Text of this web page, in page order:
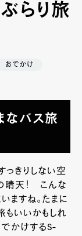
らり旅
おでかけ
なバス旅
っきりしない空
晴天！ こんな
ますね。たまに
もいいかもしれ
かけするS-